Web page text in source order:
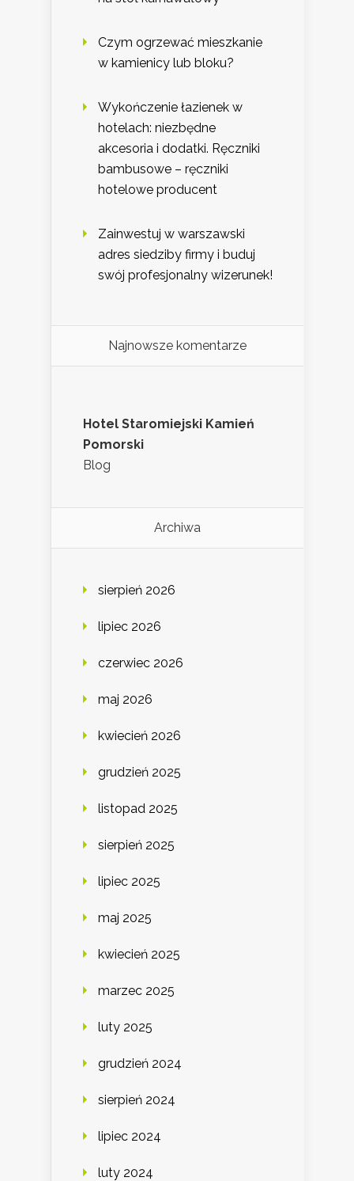
Czym ogrzewać mieszkanie
w kamienicy lub bloku?
Wykończenie łazienek w
hotelach: niezbędne
akcesoria i dodatki. Ręczniki
bambusowe – ręczniki
hotelowe producent
Zainwestuj w warszawski
adres siedziby firmy i buduj
swój profesjonalny wizerunek!
Najnowsze komentarze
Hotel Staromiejski Kamień
Pomorski
Blog
Archiwa
sierpień 2026
lipiec 2026
czerwiec 2026
maj 2026
kwiecień 2026
grudzień 2025
listopad 2025
sierpień 2025
lipiec 2025
maj 2025
kwiecień 2025
marzec 2025
luty 2025
grudzień 2024
sierpień 2024
lipiec 2024
luty 2024